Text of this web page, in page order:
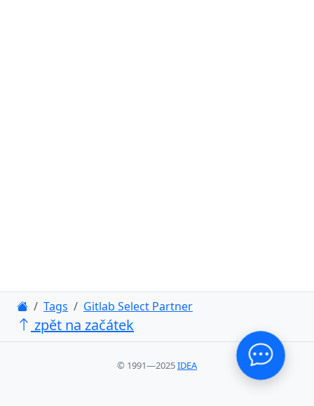
Tags Gitlab Select Partner
zpět na začátek
© 1991—2025IDEA